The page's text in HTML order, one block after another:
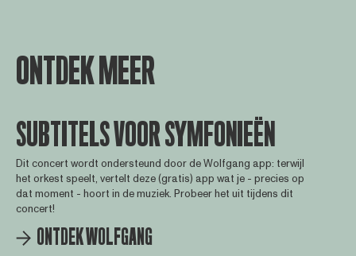
ONTDEK MEER
SUBTITELS VOOR SYMFONIEËN
Dit concert wordt ondersteund door de Wolfgang app: terwijl
het orkest speelt, vertelt deze (gratis) app wat je - precies op
dat moment - hoort in de muziek. Probeer het uit tijdens dit
concert!
ONTDEK WOLFGANG